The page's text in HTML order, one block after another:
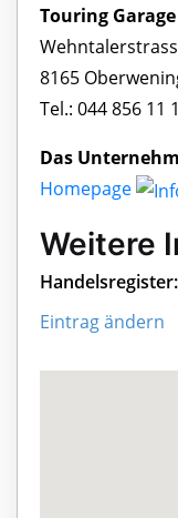
Touring Garage
8165
Tel.: 044 856 11
Das
Homepage
Weitere
Handelsregister:
Eintrag ändern